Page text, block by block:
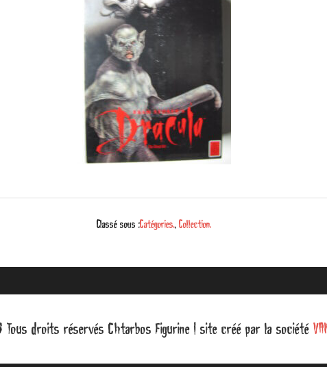
Classé sous :Catégories., Collection.
droits réservés Chtarbos Figurine | site créé par la société